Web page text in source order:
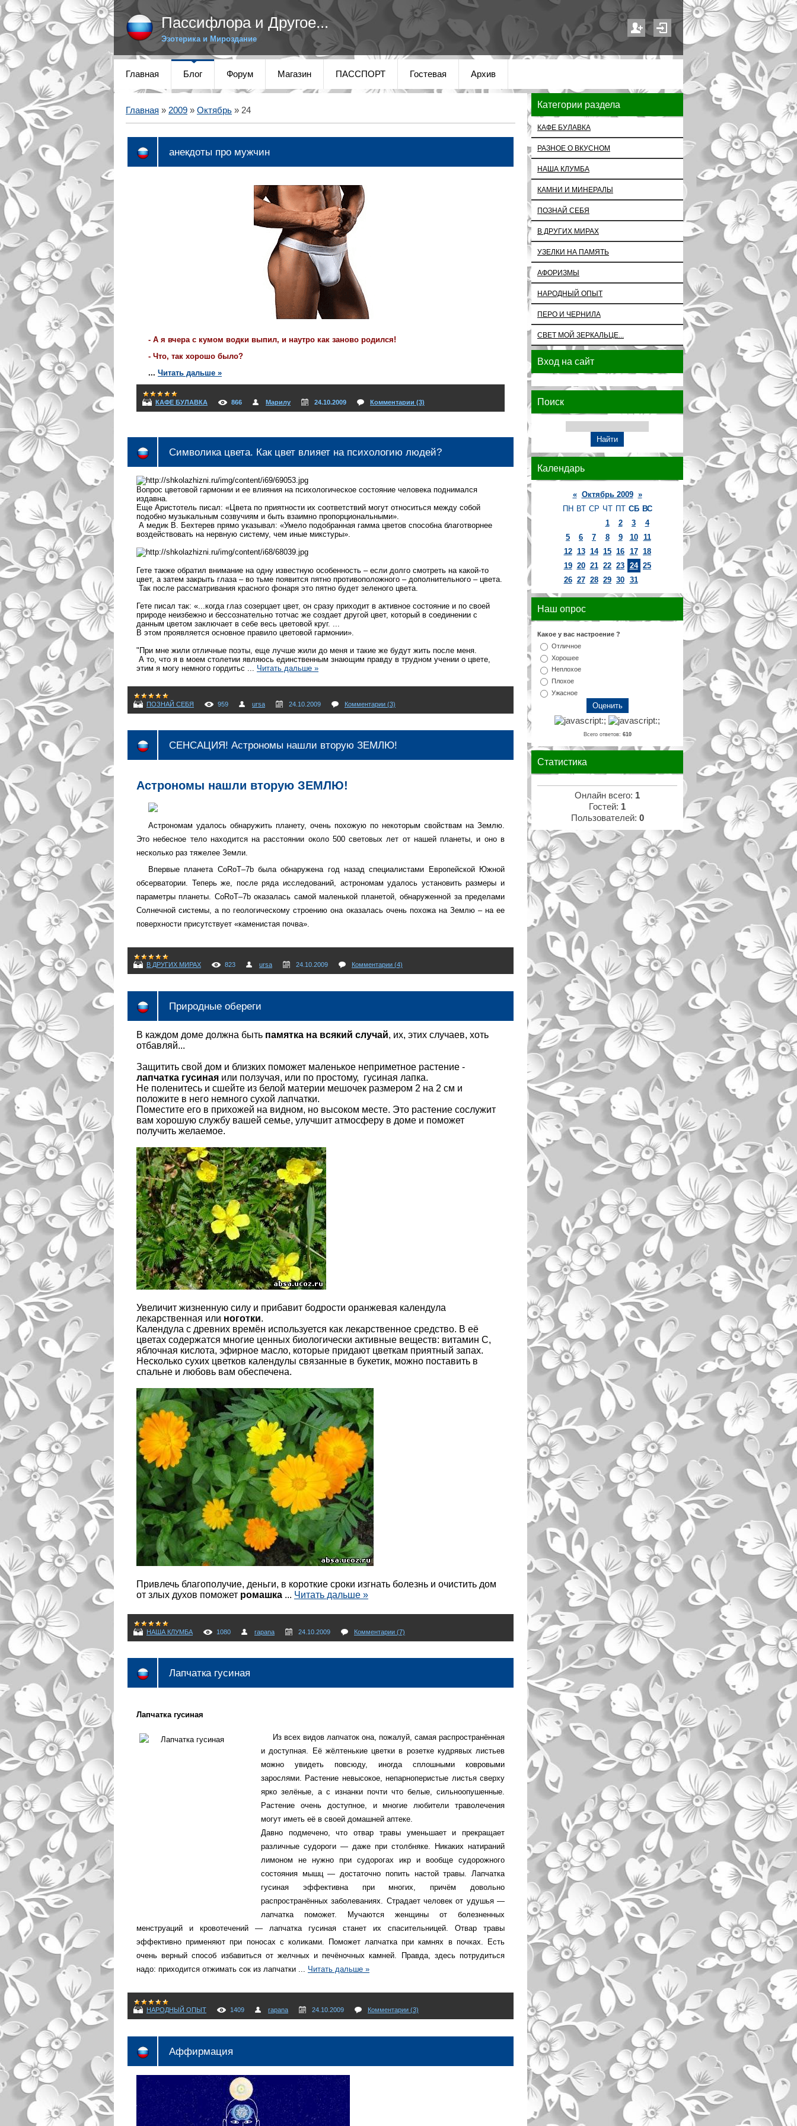
Пассифлора и Другое...
Эзотерика и Мироздание
Главная Блог Форум Магазин ПАССПОРТ Гостевая Архив
Главная » 2009 » Октябрь » 24
анекдоты про мужчин
- А я вчера с кумом водки выпил, и наутро как заново родился!
- Что, так хорошо было?
... Читать дальше »
КАФЕ БУЛАВКА 866 Марилу 24.10.2009 Комментарии (3)
Символика цвета. Как цвет влияет на психологию людей?
Вопрос цветовой гармонии и ее влияния на психологическое состояние человека поднимался
издавна.
Еще Аристотель писал: «Цвета по приятности их соответствий могут относиться между собой
подобно музыкальным созвучиям и быть взаимно пропорциональными».
А медик В. Бехтерев прямо указывал: «Умело подобранная гамма цветов способна благотворнее
воздействовать на нервную систему, чем иные микстуры».
Гете также обратил внимание на одну известную особенность – если долго смотреть на какой-то
цвет, а затем закрыть глаза – во тьме появится пятно противоположного – дополнительного – цвета.
Так после рассматривания красного фонаря это пятно будет зеленого цвета.
Гете писал так: «...когда глаз созерцает цвет, он сразу приходит в активное состояние и по своей
природе неизбежно и бессознательно тотчас же создает другой цвет, который в соединении с
данным цветом заключает в себе весь цветовой круг. ...
В этом проявляется основное правило цветовой гармонии».
"При мне жили отличные поэты, еще лучше жили до меня и такие же будут жить после меня.
А то, что я в моем столетии являюсь единственным знающим правду в трудном учении о цвете,
этим я могу немного гордитьс ... Читать дальше »
ПОЗНАЙ СЕБЯ 959 ursa 24.10.2009 Комментарии (3)
СЕНСАЦИЯ! Астрономы нашли вторую ЗЕМЛЮ!
Астрономы нашли вторую ЗЕМЛЮ!
Астрономам удалось обнаружить планету, очень похожую по некоторым свойствам на Землю.
Это небесное тело находится на расстоянии около 500 световых лет от нашей планеты, и оно в
несколько раз тяжелее Земли.
Впервые планета CoRoT–7b была обнаружена год назад специалистами Европейской Южной
обсерватории. Теперь же, после ряда исследований, астрономам удалось установить размеры и
параметры планеты. CoRoT–7b оказалась самой маленькой планетой, обнаруженной за пределами
Солнечной системы, а по геологическому строению она оказалась очень похожа на Землю – на ее
поверхности присутствует «каменистая почва».
В ДРУГИХ МИРАХ 823 ursa 24.10.2009 Комментарии (4)
Природные обереги
В каждом доме должна быть памятка на всякий случай, их, этих случаев, хоть
отбавляй...
Защитить свой дом и близких поможет маленькое неприметное растение -
лапчатка гусиная или ползучая, или по простому, гусиная лапка.
Не поленитесь и сшейте из белой материи мешочек размером 2 на 2 см и
положите в него немного сухой лапчатки.
Поместите его в прихожей на видном, но высоком месте. Это растение сослужит
вам хорошую службу вашей семье, улучшит атмосферу в доме и поможет
получить желаемое.
Увеличит жизненную силу и прибавит бодрости оранжевая календула
лекарственная или ноготки.
Календула с древних времён используется как лекарственное средство. В её
цветах содержатся многие ценных биологически активные веществ: витамин С,
яблочная кислота, эфирное масло, которые придают цветкам приятный запах.
Несколько сухих цветков календулы связанные в букетик, можно поставить в
спальне и любовь вам обеспечена.
Привлечь благополучие, деньги, в короткие сроки изгнать болезнь и очистить дом
от злых духов поможет ромашка ... Читать дальше »
НАША КЛУМБА 1080 rapana 24.10.2009 Комментарии (7)
Лапчатка гусиная
Лапчатка гусиная
Из всех видов лапчаток она, пожалуй, самая распространённая
и доступная. Её жёлтенькие цветки в розетке кудрявых листьев
можно увидеть повсюду, иногда сплошными ковровыми
зарослями. Растение невысокое, непарноперистые листья сверху
ярко зелёные, а с изнанки почти что белые, сильноопушенные.
Растение очень доступное, и многие любители траволечения
могут иметь её в своей домашней аптеке.
Давно подмечено, что отвар травы уменьшает и прекращает
различные судороги — даже при столбняке. Никаких натираний
лимоном не нужно при судорогах икр и вообще судорожного
состояния мышц — достаточно попить настой травы. Лапчатка
гусиная эффективна при многих, причём довольно
распространённых заболеваниях. Страдает человек от удушья —
лапчатка поможет. Мучаются женщины от болезненных
менструаций и кровотечений — лапчатка гусиная станет их спасительницей. Отвар травы
эффективно применяют при поносах с коликами. Поможет лапчатка при камнях в почках. Есть
очень верный способ избавиться от желчных и печёночных камней. Правда, здесь потрудиться
надо: приходится отжимать сок из лапчатки
Читать дальше »
НАРОДНЫЙ ОПЫТ 1409 rapana 24.10.2009 Комментарии (3)
Аффирмация
Категории раздела
КАФЕ БУЛАВКА
РАЗНОЕ О ВКУСНОМ
НАША КЛУМБА
КАМНИ И МИНЕРАЛЫ
ПОЗНАЙ СЕБЯ
В ДРУГИХ МИРАХ
УЗЕЛКИ НА ПАМЯТЬ
АФОРИЗМЫ
НАРОДНЫЙ ОПЫТ
ПЕРО И ЧЕРНИЛА
СВЕТ МОЙ ЗЕРКАЛЬЦЕ...
Вход на сайт
Поиск
Календарь
« Октябрь 2009 »
ПН ВТ СР ЧТ ПТ СБ ВС
1
2 3
4
5
6 7 8 9 10
11
12 13 14 15 16 17 18
19 20 21 22 23 24 25
26 27 28 29 30 31
Наш опрос
Какое у вас настроение ?
Отличное
Хорошее
Неплохое
Плохое
Ужасное
Всего ответов: 610
Статистика
Онлайн всего: 1
Гостей: 1
Пользователей: 0